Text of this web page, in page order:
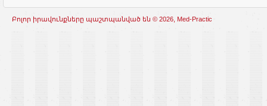
Բոլոր իրավունքները պաշտպանված են © 2026, Med-Practic